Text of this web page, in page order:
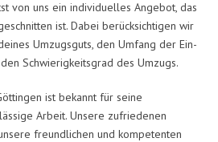
von uns ein individuelles Angebot, das
ist. Dabei berücksichtigen wir
Umzugsguts, den Umfang der Ein-
Schwierigkeitsgrad des Umzugs.
ist bekannt für seine
Arbeit. Unsere zufriedenen
freundlichen und kompetenten